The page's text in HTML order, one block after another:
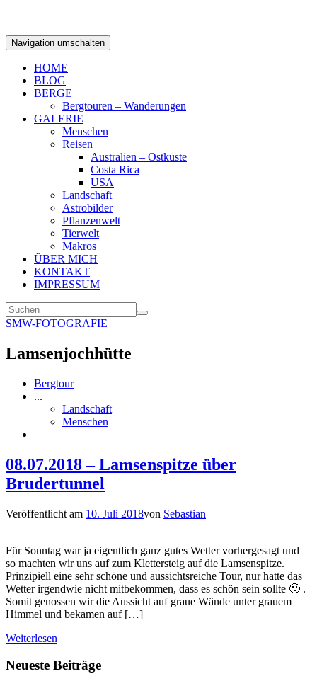
Navigation umschalten
HOME
BLOG
BERGE
Bergtouren – Wanderungen
GALERIE
Menschen
Reisen
Australien – Ostküste
Costa Rica
USA
Landschaft
Astrobilder
Pflanzenwelt
Tierwelt
Makros
ÜBER MICH
KONTAKT
IMPRESSUM
SMW-FOTOGRAFIE
Lamsenjochhütte
Bergtour
...
Landschaft
Menschen
08.07.2018 – Lamsenspitze über
Brudertunnel
Veröffentlicht am 10. Juli 2018von Sebastian
Für Sonntag war ja eigentlich ganz gutes Wetter vorhergesagt und
so machten wir uns auf zum Klettersteig auf die Lamsenspitze.
Prinzipiell eine sehr schöne und aussichtsreiche Tour, nur hatte das
Wetter irgendwie nicht mitbekommen, dass es schön sein sollte 🙂 .
Somit genossen wir die Aussicht auf graue Wände unter grauem
Himmel und bekamen auf […]
Weiterlesen
Neueste Beiträge